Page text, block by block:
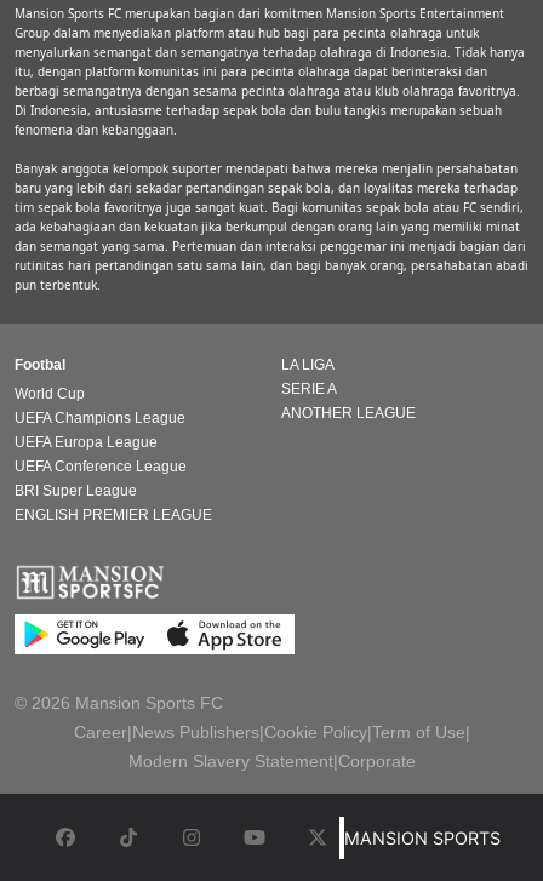
Mansion Sports FC merupakan bagian dari komitmen Mansion Sports Entertainment
Group dalam menyediakan platform atau hub bagi para pecinta olahraga untuk
menyalurkan semangat dan semangatnya terhadap olahraga di Indonesia. Tidak hanya
itu, dengan platform komunitas ini para pecinta olahraga dapat berinteraksi dan
berbagi semangatnya dengan sesama pecinta olahraga atau klub olahraga favoritnya.
Di Indonesia, antusiasme terhadap sepak bola dan bulu tangkis merupakan sebuah
fenomena dan kebanggaan.
Banyak anggota kelompok suporter mendapati bahwa mereka menjalin persahabatan
baru yang lebih dari sekadar pertandingan sepak bola, dan loyalitas mereka terhadap
tim sepak bola favoritnya juga sangat kuat. Bagi komunitas sepak bola atau FC sendiri,
ada kebahagiaan dan kekuatan jika berkumpul dengan orang lain yang memiliki minat
dan semangat yang sama. Pertemuan dan interaksi penggemar ini menjadi bagian dari
rutinitas hari pertandingan satu sama lain, dan bagi banyak orang, persahabatan abadi
pun terbentuk.
Footbal
World Cup
UEFA Champions League
UEFA Europa League
UEFA Conference League
BRI Super League
ENGLISH PREMIER LEAGUE
LA LIGA
SERIE A
ANOTHER LEAGUE
© 2026 Mansion Sports FC
Career|News Publishers|Cookie Policy|Term of Use|
Modern Slavery Statement|Corporate
MANSION SPORTS